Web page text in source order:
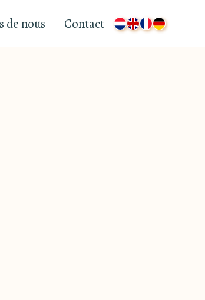
de nous Contact